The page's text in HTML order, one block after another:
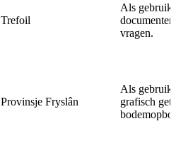
Trefoil
Als
vragen.
Provinsje Fryslân
Als
grafisch